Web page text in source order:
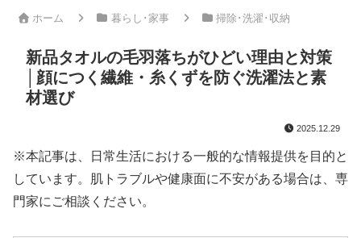
ホーム 暮らし･家事 掃除･洗濯･収納
新品タオルの毛羽落ちがひどい理由と対策
│顔につく繊維・糸くずを防ぐ洗濯法と素
材選び
2025.12.29
※本記事は、日常生活における一般的な情報提供を目的と
しています。肌トラブルや健康面に不安がある場合は、専
門家にご相談ください。